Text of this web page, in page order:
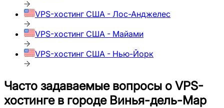
VPS-хостинг США - Лос-Анджелес
VPS-хостинг США - Майами
VPS-хостинг США - Нью-Йорк
Часто задаваемые вопросы о VPS-
хостинге в городе Винья-дель-Мар